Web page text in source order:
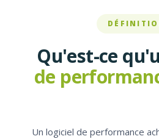
Qu'est-ce
de
Un logiciel de performance